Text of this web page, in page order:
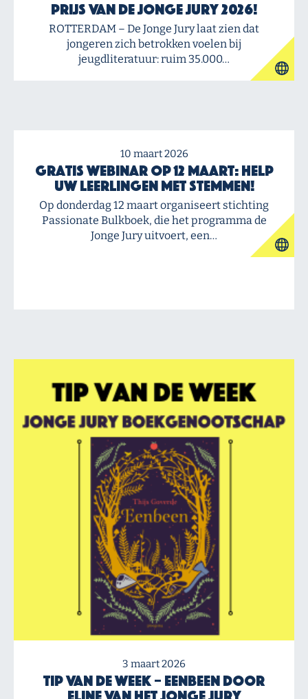
Prijs van de Jonge Jury 2026!
ROTTERDAM – De Jonge Jury laat zien dat
jongeren zich betrokken voelen bij
jeugdliteratuur: ruim 35.000…
10 maart 2026
Gratis webinar op 12 maart: Help
uw leerlingen met stemmen!
Op donderdag 12 maart organiseert stichting
Passionate Bulkboek, die het programma de
Jonge Jury uitvoert, een…
3 maart 2026
Tip van de Week – Eenbeen door
Eline van het Jonge Jury